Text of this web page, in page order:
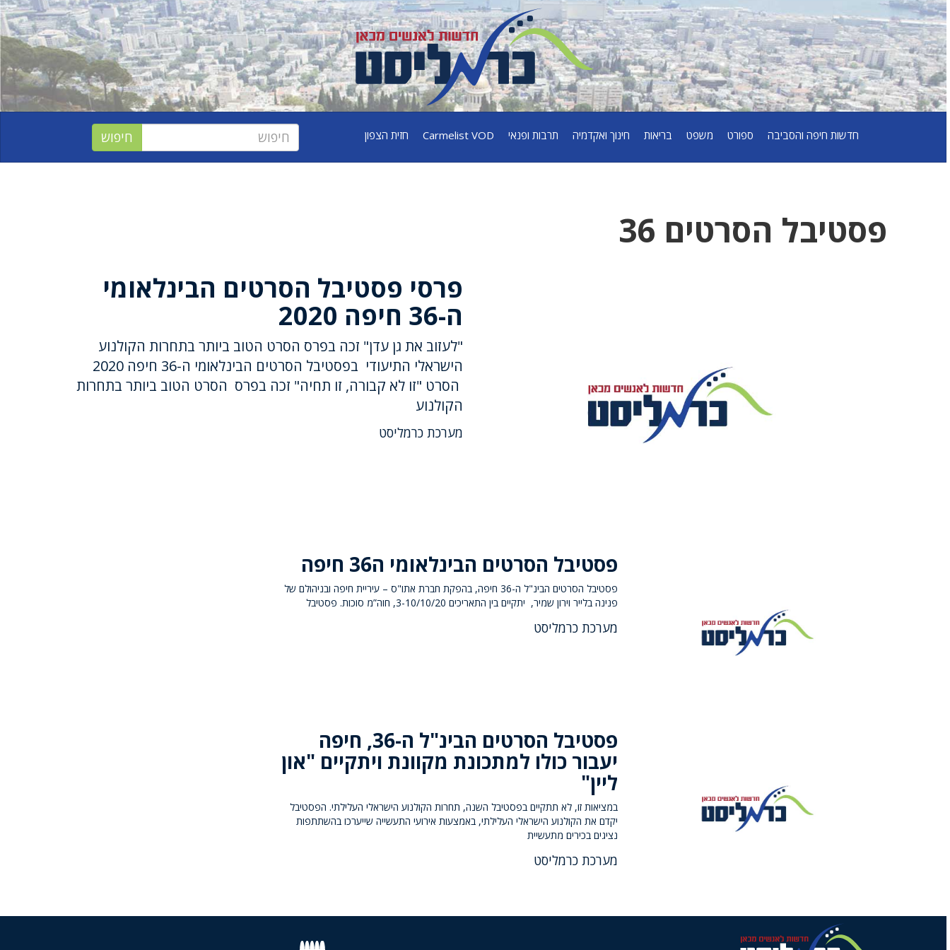
חדשות חיפה והסביבה ספורט משפט בריאות חינוך ואקדמיה תרבות ופנאי Carmelist VOD חזית הצפון
פסטיבל הסרטים 36
פרסי פסטיבל הסרטים הבינלאומי
ה-36 חיפה 2020
"לעזוב את גן עדן" זכה בפרס הסרט הטוב ביותר בתחרות הקולנוע
הישראלי התיעודי בפסטיבל הסרטים הבינלאומי ה-36 חיפה 2020
הסרט "זו לא קבורה, זו תחיה" זכה בפרס הסרט הטוב ביותר בתחרות
הקולנוע
מערכת כרמליסט
פסטיבל הסרטים הבינלאומי ה36 חיפה
פסטיבל הסרטים הבינ"ל ה-36 חיפה, בהפקת חברת אתו"ס – עיריית חיפה ובניהולם של
פנינה בלייר וירון שמיר, יתקיים בין התאריכים 3-10/10/20, חוה”מ סוכות. פסטיבל
מערכת כרמליסט
פסטיבל הסרטים הבינ"ל ה-36, חיפה
יעבור כולו למתכונת מקוונת ויתקיים "און
ליין"
במציאות זו, לא תתקיים בפסטיבל השנה, תחרות הקולנוע הישראלי העלילתי. הפסטיבל
יקדם את הקולנוע הישראלי העלילתי, באמצעות אירועי התעשייה שייערכו בהשתתפות
נציגים בכירים מתעשיית
מערכת כרמליסט